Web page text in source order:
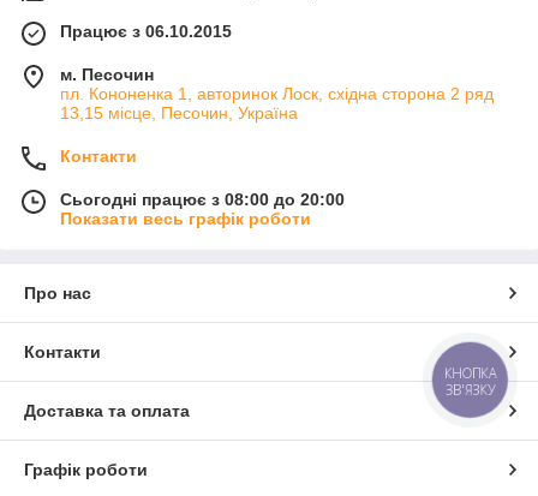
Працює з 06.10.2015
м. Песочин
пл. Кононенка 1, авторинок Лоск, східна сторона 2 ряд
13,15 місце, Песочин, Україна
Контакти
Сьогодні працює з 08:00 до 20:00
Показати весь графік роботи
Про нас
Контакти
Доставка та оплата
Графік роботи
КНОПКА
ЗВ'ЯЗКУ